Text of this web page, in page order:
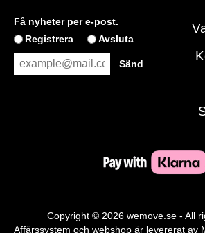
Få nyheter per e-post.
Registrera
Avsluta
Copyright © 2026 wemove.se - All
Affärssystem och webshop är levererat av